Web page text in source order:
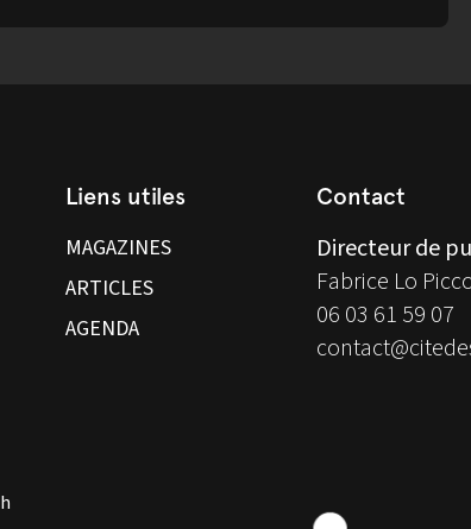
Liens utiles
MAGAZINES
ARTICLES
AGENDA
Contact
Directeur de
Fabrice Lo
06 03 61 59 07